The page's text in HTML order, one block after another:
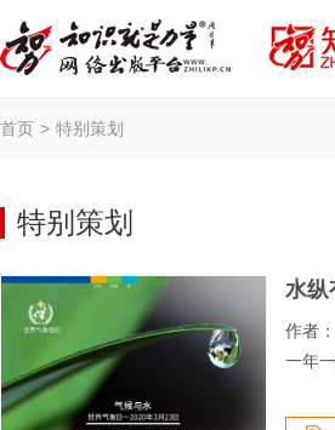
首页 > 特别策划
特别策划
水纵
作者
一年